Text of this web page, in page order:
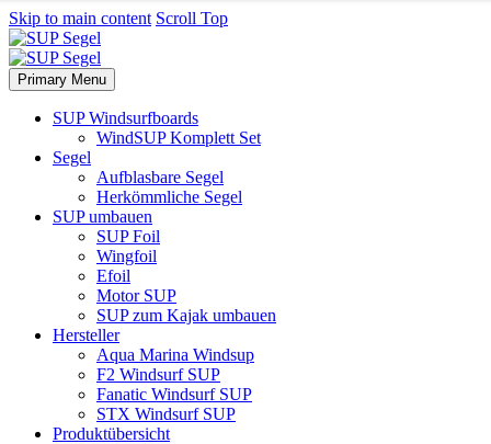
Skip to main content Scroll Top
Primary Menu
SUP Windsurfboards
WindSUP Komplett Set
Segel
Aufblasbare Segel
Herkömmliche Segel
SUP umbauen
SUP Foil
Wingfoil
Efoil
Motor SUP
SUP zum Kajak umbauen
Hersteller
Aqua Marina Windsup
F2 Windsurf SUP
Fanatic Windsurf SUP
STX Windsurf SUP
Produktübersicht